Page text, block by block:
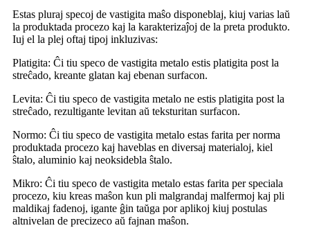
Estas pluraj specoj de vastigita maŝo disponeblaj, kiuj varias laŭ
la produktada procezo kaj la karakterizaĵoj de la preta produkto.
Iuj el la plej oftaj tipoj inkluzivas:
Platigita: Ĉi tiu speco de vastigita metalo estis platigita post la
streĉado, kreante glatan kaj ebenan surfacon.
Levita: Ĉi tiu speco de vastigita metalo ne estis platigita post la
streĉado, rezultigante levitan aŭ teksturitan surfacon.
Normo: Ĉi tiu speco de vastigita metalo estas farita per norma
produktada procezo kaj haveblas en diversaj materialoj, kiel
ŝtalo, aluminio kaj neoksidebla ŝtalo.
Mikro: Ĉi tiu speco de vastigita metalo estas farita per speciala
procezo, kiu kreas maŝon kun pli malgrandaj malfermoj kaj pli
maldikaj fadenoj, igante ĝin taŭga por aplikoj kiuj postulas
altnivelan de precizeco aŭ fajnan maŝon.